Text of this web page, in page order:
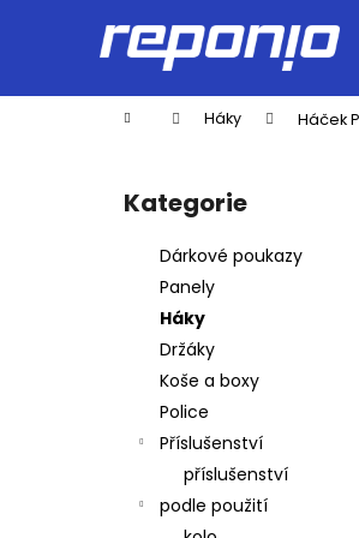
Domů Háky Háček
Přeskočit
kategorie
Kategorie
Dárkové poukazy
Panely
Háky
Držáky
Koše a boxy
Police
Příslušenství
příslušenství
podle použití
í
Zpět
do
Zpět
do